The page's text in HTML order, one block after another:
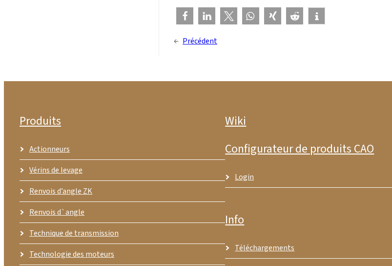
← Précédent
Produits
Actionneurs
Vérins de levage
Renvois d’angle ZK
Renvois d`angle
Technique de transmission
Technologie des moteurs
Wiki
Configurateur de produits CAO
Login
Info
Téléchargements